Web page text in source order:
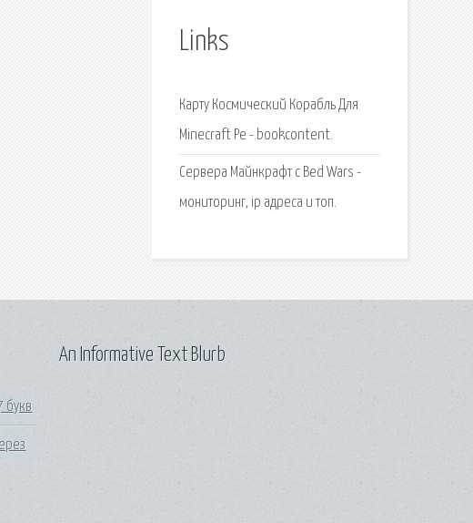
Links
Карту Космический Корабль Для
Minecraft Pe - bookcontent.
Сервера Майнкрафт с Bed Wars -
мониторинг, ip адреса и топ.
букв
An Informative Text Blurb